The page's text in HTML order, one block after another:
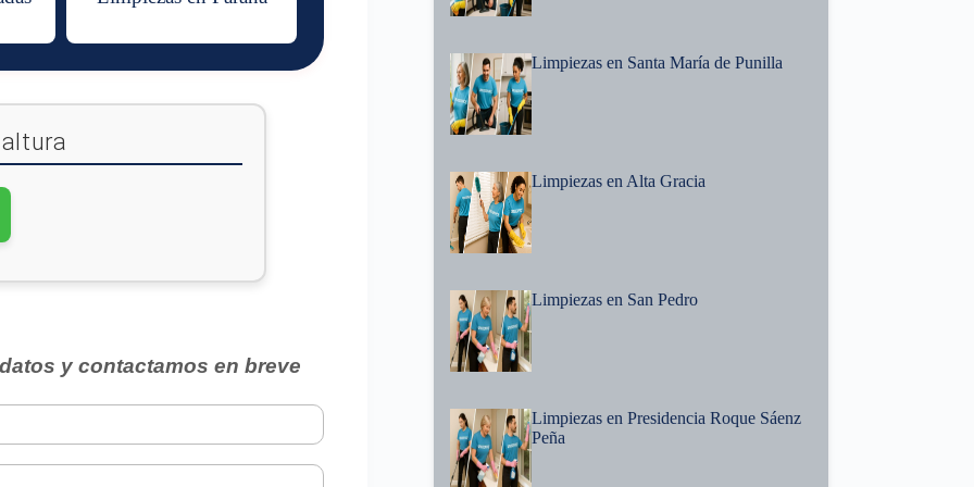
y contactamos en breve
Limpiezas en Santa María de Punilla
Limpiezas en Alta Gracia
Limpiezas en San Pedro
Limpiezas en Presidencia Roque Sáenz
Peña